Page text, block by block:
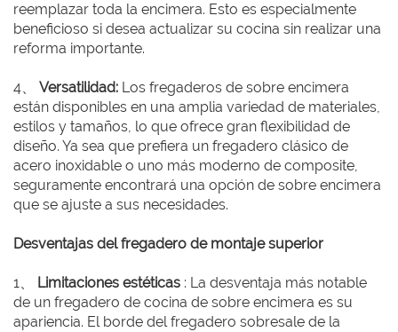
reemplazar toda la encimera. Esto es especialmente
beneficioso si desea actualizar su cocina sin realizar una
reforma importante.
4、 Versatilidad: Los fregaderos de sobre encimera
están disponibles en una amplia variedad de materiales,
estilos y tamaños, lo que ofrece gran flexibilidad de
diseño. Ya sea que prefiera un fregadero clásico de
acero inoxidable o uno más moderno de composite,
seguramente encontrará una opción de sobre encimera
que se ajuste a sus necesidades.
Desventajas del fregadero de montaje superior
1、 Limitaciones estéticas : La desventaja más notable
de un fregadero de cocina de sobre encimera es su
apariencia. El borde del fregadero sobresale de la